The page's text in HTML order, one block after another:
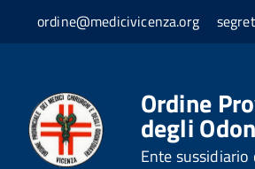
ordine@medicivicenza.org
Ordine
degli
Ente